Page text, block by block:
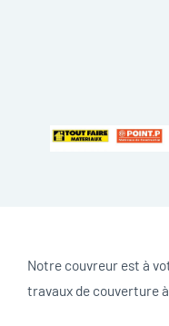
Notre couvreur est à
travaux de couverture